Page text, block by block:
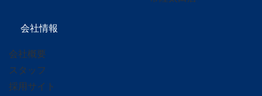
会社情報
会社概要
スタッフ
採用サイト